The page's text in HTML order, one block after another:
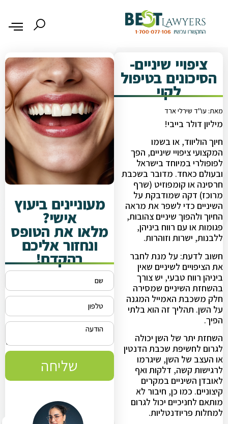
ציפויי שיניים-
הסיכונים בטיפול
לקוי
מאת: עו"ד שירלי ארד
מיליון דולר בייבי!
חיוך הוליווד, או בשמו
המקצועי ציפויי שיניים, הפך
לפופולרי במיוחד בישראל
ובעולם כאחד. מדובר בשכבת
חרסינה או קומפוזיט (שרף
מרוכז) דקה שמודבקת על
השיניים כדי לשפר את מראה
החיוך ולהפוך שיניים צהובות,
פגומות או עם רווח ביניהן,
ללבנות, ישרות וזוהרות.
חשוב לדעת: על מנת לחבר
את הציפויים לשיניים שאין
ביניהן רווח טבעי, יש צורך
בהשחזת השיניים שמסירה
חלק משכבת האמייל המגנה
על השן. תהליך זה הוא בלתי
הפיך.
השחזת יתר של השן יכולה
לגרום לחשיפת שכבת הדנטין
או העצב של השן, שיגרמו
לרגישות קשה, דלקות ואף
לאובדן השיניים במקרים
קיצוניים. כמו כן, חיבור לא
מותאם לחניכיים יכול לגרום
למחלות פריודנטליות.
מעוניינים ביעוץ
אישי?
מלאו את הטופס
ונחזור אליכם
בהקדם!
שליחה